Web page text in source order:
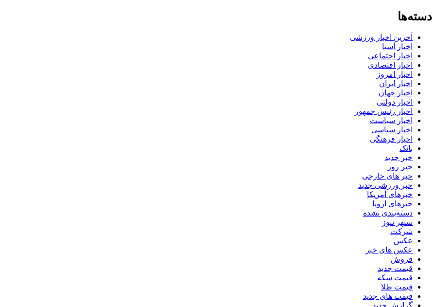
دسته‌ها
آخرین اخبار ورزشی
اخبار آسیا
اخبار اجتماعی
اخبار اقتصادی
اخبار امروز
اخبار ایران
اخبار جهان
اخبار دولتی
اخبار رئیس جمهور
اخبار سیاست
اخبار سیاسی
اخبار فرهنگی
بانک
خبر جدید
خبر روز
خبر های خارجی
خبر ورزشی جدید
خبرهای آمریکا
خبرهای اروپا
دسته‌بندی نشده
سپهر نیوز
شرکت
عکس
عکس های خبر
فروش
قیمت جدید
قیمت سکه
قیمت طلا
قیمت های جدید